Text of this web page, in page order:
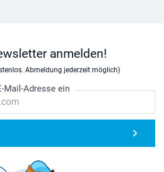
anmelden!
Abmeldung jederzeit möglich)
Mail-Adresse ein